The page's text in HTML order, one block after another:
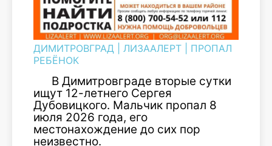
ДИМИТРОВГРАД ЛИЗААЛЕРТ
ПРОПАЛ
РЕБЁНОК
В Димитровграде вторые сутки
ищут 12-летнего Сергея
Дубовицкого. Мальчик пропал 8
июля 2026 года, его
местонахождение до сих пор
неизвестно.